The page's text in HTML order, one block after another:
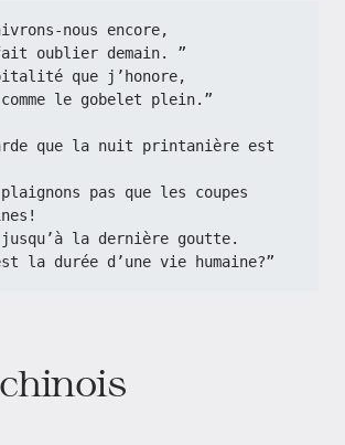
nous encore,
fait oublier demain. ”
que j’honore,
comme le gobelet plein.”
que la nuit printanière est
pas que les coupes
la dernière goutte.
est la durée d’une vie humaine?”